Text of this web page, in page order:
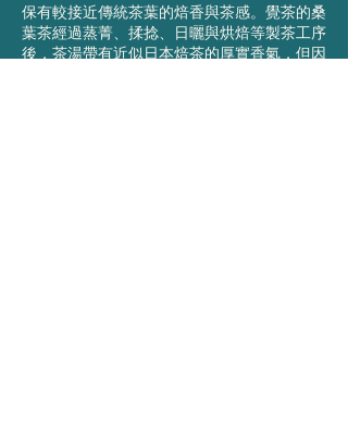
保有較接近傳統茶葉的焙香與茶感。覺茶的桑
葉茶經過蒸菁、揉捻、日曬與烘焙等製茶工序
後，茶湯帶有近似日本焙茶的厚實香氣，但因